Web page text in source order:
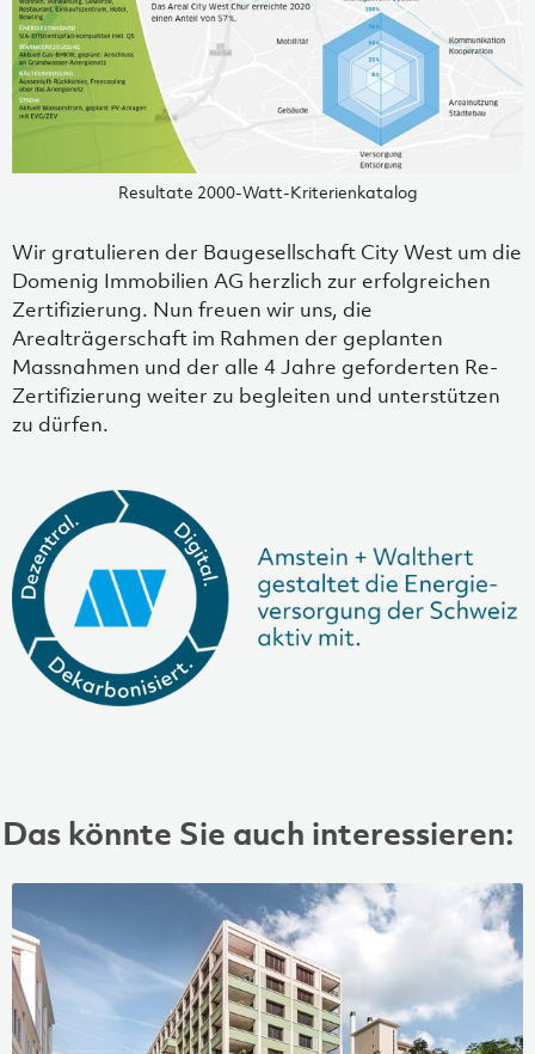
Resultate 2000-Watt-Kriterienkatalog
Wir gratulieren der Baugesellschaft City West um die
Domenig Immobilien AG herzlich zur erfolgreichen
Zertifizierung. Nun freuen wir uns, die
Arealträgerschaft im Rahmen der geplanten
Massnahmen und der alle 4 Jahre geforderten Re-
Zertifizierung weiter zu begleiten und unterstützen
zu dürfen.
Das könnte Sie auch interessieren: